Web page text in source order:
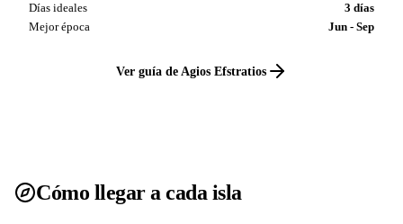
Días ideales
3 días
Mejor época
Jun - Sep
Ver guía de Agios Efstratios
Cómo llegar a cada isla